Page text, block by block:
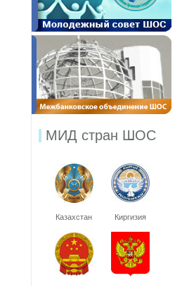
МИД стран ШОС
Казахстан Киргизия